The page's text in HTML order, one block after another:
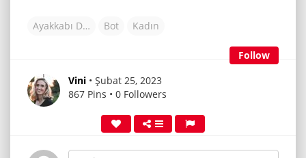
Ayakkabı Dünyası Bot Kadın
Follow
Vini • Şubat 25, 2023
867 Pins • 0 Followers